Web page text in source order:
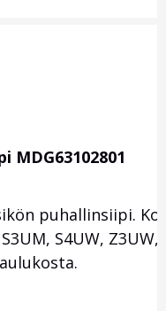
MDG63102801
puhallinsiipi.
S4UW,